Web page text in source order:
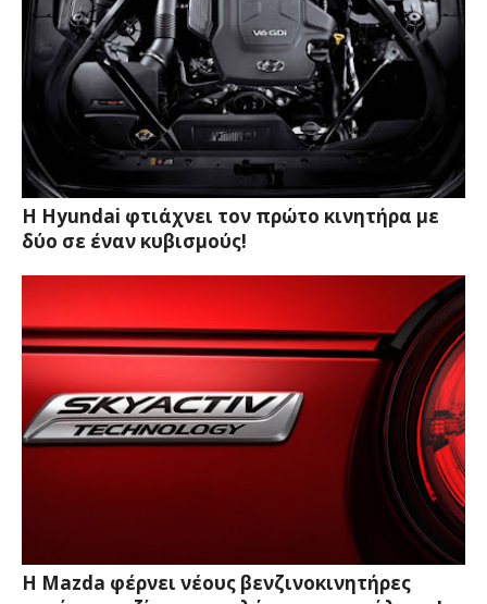
Η Hyundai φτιάχνει τον πρώτο κινητήρα με
δύο σε έναν κυβισμούς!
Η Mazda φέρνει νέους βενζινοκινητήρες